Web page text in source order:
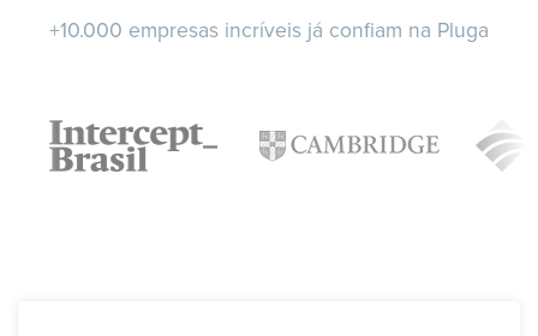
+10.000 empresas incríveis já confiam na Pluga